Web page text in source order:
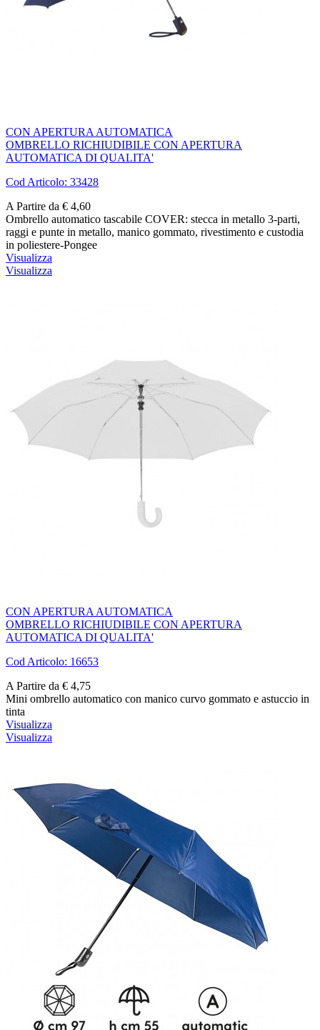
CON APERTURA AUTOMATICA
OMBRELLO RICHIUDIBILE CON APERTURA
AUTOMATICA DI QUALITA'
Cod Articolo: 33428
A Partire da € 4,60
Ombrello automatico tascabile COVER: stecca in metallo 3-parti,
raggi e punte in metallo, manico gommato, rivestimento e custodia
in poliestere-Pongee
Visualizza
Visualizza
CON APERTURA AUTOMATICA
OMBRELLO RICHIUDIBILE CON APERTURA
AUTOMATICA DI QUALITA'
Cod Articolo: 16653
A Partire da € 4,75
Mini ombrello automatico con manico curvo gommato e astuccio in
tinta
Visualizza
Visualizza